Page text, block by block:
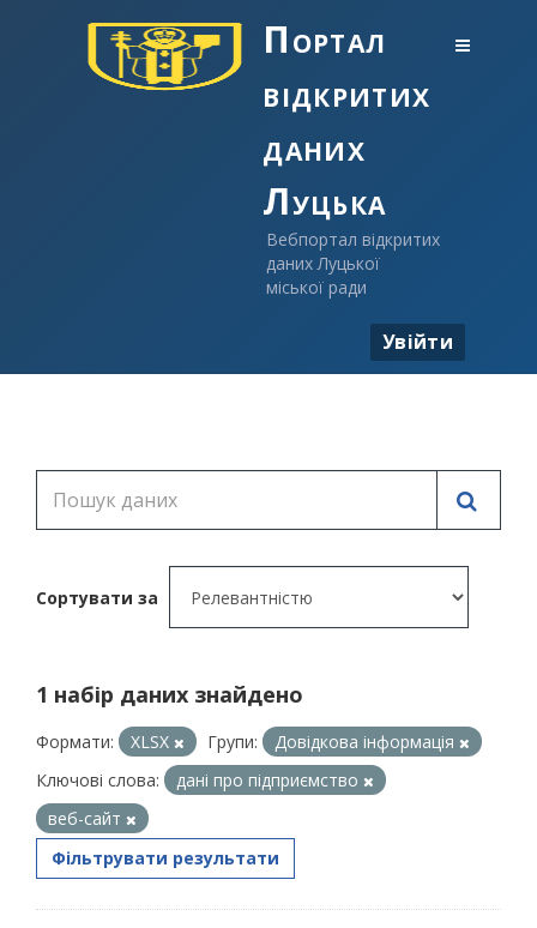
Портал
відкритих
даних
Луцька
Вебпортал відкритих
даних Луцької
міської ради
Увійти
Сортувати за
1 набір даних знайдено
Формати: XLSX Групи:
Довідкова інформація
Ключові слова:
дані про підприємство
веб-сайт
Фільтрувати результати